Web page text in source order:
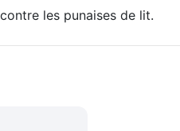
les punaises de lit.